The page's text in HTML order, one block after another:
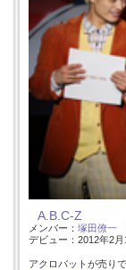
A.B.C-Z
メンバー： 塚田僚一
デビュー：2012年2月
アクロバットが売り